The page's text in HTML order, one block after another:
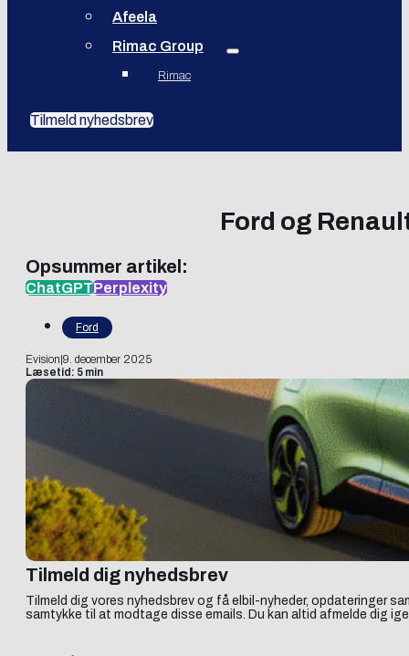
Afeela
Rimac Group
Rimac
Tilmeld nyhedsbrev
Ford og
Opsummer artikel:
ChatGPTPerplexity
Ford
Evision 9. december 2025
Læsetid: 5 min
Tilmeld dig nyhedsbrev
Tilmeld dig vores nyhedsbrev og få elbil-nyheder, opdateringer
samtykke til at modtage disse emails. Du kan altid afmelde dig